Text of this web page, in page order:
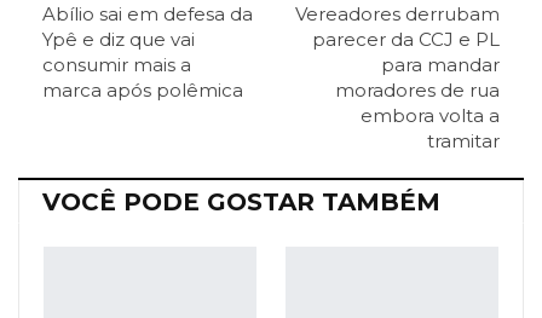
Facebook Messenger O email
Abílio sai em defesa da
Ypê e diz que vai
consumir mais a
marca após polêmica
Vereadores derrubam
parecer da CCJ e PL
para mandar
moradores de rua
embora volta a
tramitar
VOCÊ PODE GOSTAR TAMBÉM